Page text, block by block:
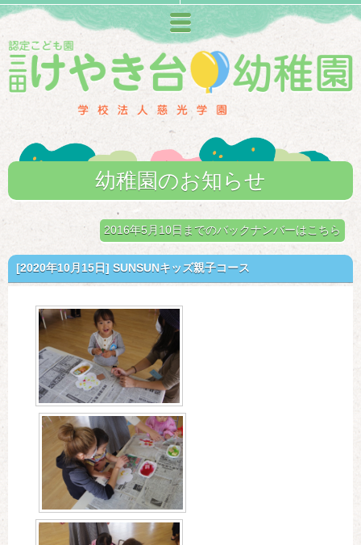
メニュー
幼稚園のお知らせ
2016年5月10日までのバックナンバーはこちら
[2020年10月15日] SUNSUNキッズ親子コース